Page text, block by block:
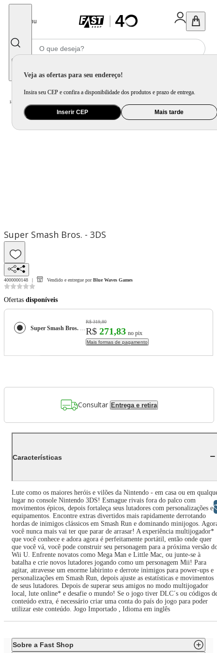
Menu
Veja as ofertas para seu endereço!
Insira seu CEP e confira a disponibilidade dos produtos e prazo de entrega.
Inserir CEP Mais tarde
Home
Super Smash Bros. - 3DS
4000000148 Vendido e entregue por Blue Waves Games
Ofertas disponíveis
Super Smash Bros. - 3DS
R$ 319,80
R$ 271,83 no pix
Mais formas de pagamento
Consultar Entrega e retira
Características
Lute como os maiores heróis e vilões da Nintendo - em casa ou em
lugar no console Nintendo 3DS! Esmague rivais fora do palco com
movimentos épicos, depois fortaleça seus lutadores com personalizações e
equipamentos. Encontre extras divertidos mais rapidamente derrotando
hordas de inimigos clássicos em Smash Run e dominando minijogos.
você nunca mais vai ter que parar de arrasar! A experiência multijogador*
que você conhece e adora agora é perfeitamente portátil, então onde quer
que você vá, você pode construir seu personagem para a próxima versão
Wii U. Enfrente novatos como Mega Man e Little Mac, ou junte-se à
batalha e crie novos lutadores jogando como um personagem Mii! Para
agitar, atravesse um enorme labirinto e derrote inimigos para power-ups e
personalizações em Smash Run, depois ajuste as estatísticas e movimentos
de seus lutadores. Depois de superar seus amigos no modo multijogador
local, lute online* e desafie o mundo! Se o jogo tiver DLC´s ou códigos
conteúdo extra, é necessário criar uma conta do país do jogo para poder
utilizar este conteúdo. Jogo Importado , Idioma em inglês
Sobre a Fast Shop
Libras